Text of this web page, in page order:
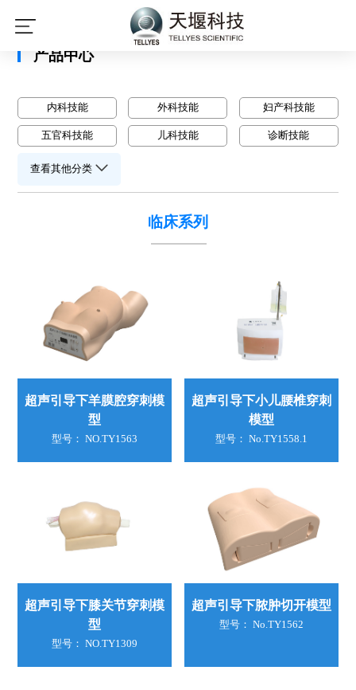
产品中心
内科技能 外科技能 妇产科技能
五官科技能 儿科技能 诊断技能
查看其他分类
临床系列
超声引导下羊膜腔穿刺模
型
型号： NO.TY1563
超声引导下小儿腰椎穿刺
模型
型号： No.TY1558.1
超声引导下膝关节穿刺模
型
型号： NO.TY1309
超声引导下脓肿切开模型
型号： No.TY1562